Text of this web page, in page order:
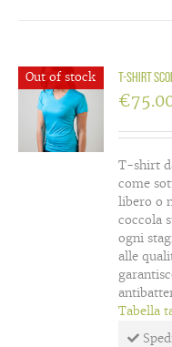
Out of stock T-Shirt
€
T-shirt
come
libero o
coccola
ogni
alle
Tabella